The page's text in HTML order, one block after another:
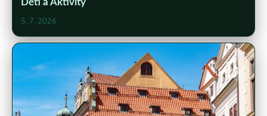
Děti a Aktivity
5. 7. 2026